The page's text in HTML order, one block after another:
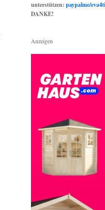
unterstützen: paypalme/
DANKE!
Anzeigen